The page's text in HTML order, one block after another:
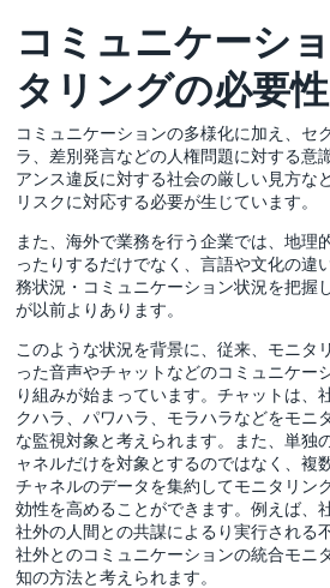
コミュニケーシ
タリングの必要性
コミュニケーションの多様化に加え、セ
ラ、差別発言などの人権問題に対する意
アンス違反に対する社会の厳しい見方な
リスクに対応する必要が生じています。
また、海外で業務を行う企業では、地理
ったりするだけでなく、言語や文化の違
務状況・コミュニケーション状況を把握
が以前よりあります。
このような状況を背景に、従来、モニタ
った音声やチャットなどのコミュニケー
り組みが始まっています。チャットは、
クハラ、パワハラ、モラハラなどをモニ
な監視対象と考えられます。また、単独
ャネルだけを対象とするのではなく、複
チャネルのデータを集約してモニタリン
効性を高めることができます。例えば、
社外の人間との共謀によるり実行される
社外とのコミュニケーションの統合モニ
知の方法と考えられます。